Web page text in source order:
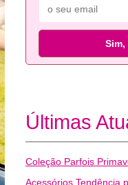
Últimas
Coleção Parfois
Acessórios Tendência